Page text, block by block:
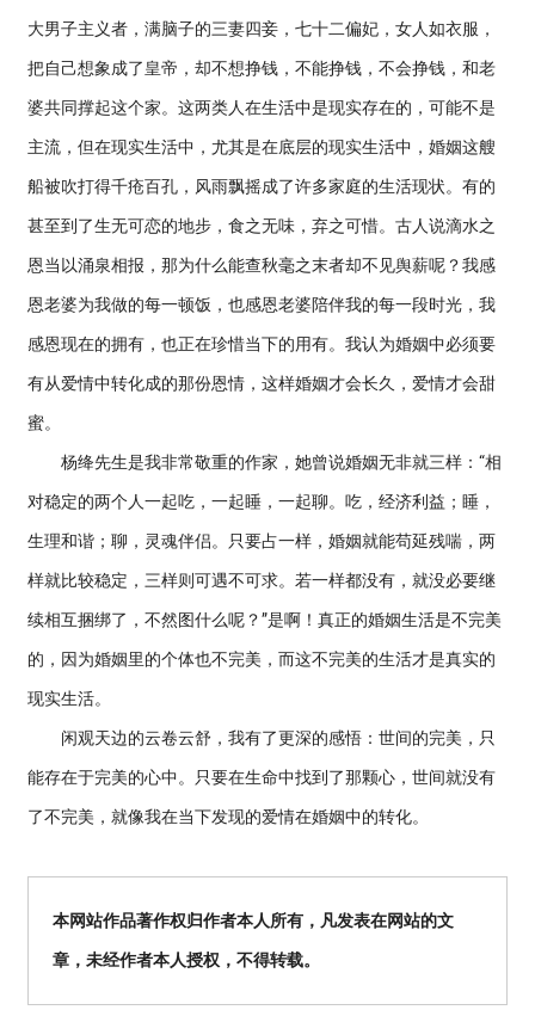
大男子主义者，满脑子的三妻四妾，七十二偏妃，女人如衣服，
把自己想象成了皇帝，却不想挣钱，不能挣钱，不会挣钱，和老
婆共同撑起这个家。这两类人在生活中是现实存在的，可能不是
主流，但在现实生活中，尤其是在底层的现实生活中，婚姻这艘
船被吹打得千疮百孔，风雨飘摇成了许多家庭的生活现状。有的
甚至到了生无可恋的地步，食之无味，弃之可惜。古人说滴水之
恩当以涌泉相报，那为什么能查秋毫之末者却不见舆薪呢？我感
恩老婆为我做的每一顿饭，也感恩老婆陪伴我的每一段时光，我
感恩现在的拥有，也正在珍惜当下的用有。我认为婚姻中必须要
有从爱情中转化成的那份恩情，这样婚姻才会长久，爱情才会甜
蜜。
杨绛先生是我非常敬重的作家，她曾说婚姻无非就三样：“相
对稳定的两个人一起吃，一起睡，一起聊。吃，经济利益；睡，
生理和谐；聊，灵魂伴侣。只要占一样，婚姻就能苟延残喘，两
样就比较稳定，三样则可遇不可求。若一样都没有，就没必要继
续相互捆绑了，不然图什么呢？”是啊！真正的婚姻生活是不完美
的，因为婚姻里的个体也不完美，而这不完美的生活才是真实的
现实生活。
闲观天边的云卷云舒，我有了更深的感悟：世间的完美，只
能存在于完美的心中。只要在生命中找到了那颗心，世间就没有
了不完美，就像我在当下发现的爱情在婚姻中的转化。
本网站作品著作权归作者本人所有，凡发表在网站的文
章，未经作者本人授权，不得转载。